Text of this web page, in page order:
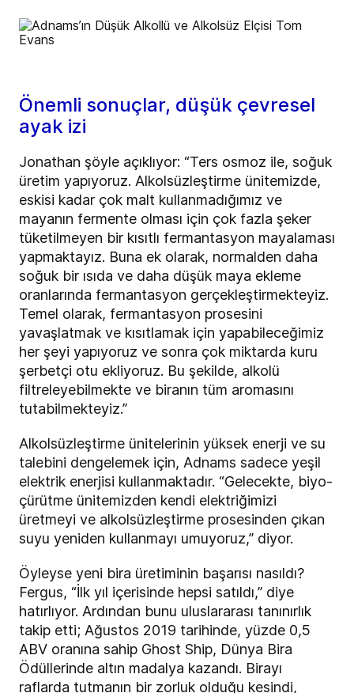
Önemli sonuçlar, düşük çevresel
ayak izi
Jonathan şöyle açıklıyor: “Ters osmoz ile, soğuk
üretim yapıyoruz. Alkolsüzleştirme ünitemizde,
eskisi kadar çok malt kullanmadığımız ve
mayanın fermente olması için çok fazla şeker
tüketilmeyen bir kısıtlı fermantasyon mayalaması
yapmaktayız. Buna ek olarak, normalden daha
soğuk bir ısıda ve daha düşük maya ekleme
oranlarında fermantasyon gerçekleştirmekteyiz.
Temel olarak, fermantasyon prosesini
yavaşlatmak ve kısıtlamak için yapabileceğimiz
her şeyi yapıyoruz ve sonra çok miktarda kuru
şerbetçi otu ekliyoruz. Bu şekilde, alkolü
filtreleyebilmekte ve biranın tüm aromasını
tutabilmekteyiz.”
Alkolsüzleştirme ünitelerinin yüksek enerji ve su
talebini dengelemek için, Adnams sadece yeşil
elektrik enerjisi kullanmaktadır. “Gelecekte, biyo-
çürütme ünitemizden kendi elektriğimizi
üretmeyi ve alkolsüzleştirme prosesinden çıkan
suyu yeniden kullanmayı umuyoruz,” diyor.
Öyleyse yeni bira üretiminin başarısı nasıldı?
Fergus, “İlk yıl içerisinde hepsi satıldı,” diye
hatırlıyor. Ardından bunu uluslararası tanınırlık
takip etti; Ağustos 2019 tarihinde, yüzde 0,5
ABV oranına sahip Ghost Ship, Dünya Bira
Ödüllerinde altın madalya kazandı. Birayı
raflarda tutmanın bir zorluk olduğu kesindi,